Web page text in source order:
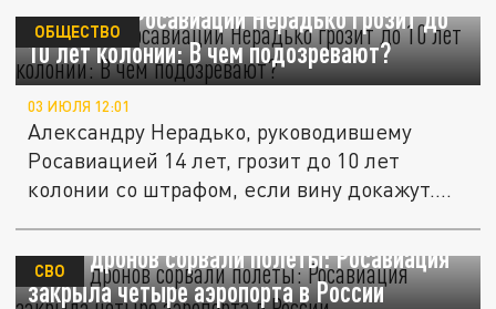
Экс-главе Росавиации Нерадько грозит до
10 лет колонии: В чем подозревают?
ОБЩЕСТВО
03 ИЮЛЯ 12:01
Александру Нерадько, руководившему
Росавиацией 14 лет, грозит до 10 лет
колонии со штрафом, если вину докажут....
Атаки дронов сорвали полёты: Росавиация
закрыла четыре аэропорта в России
СВО